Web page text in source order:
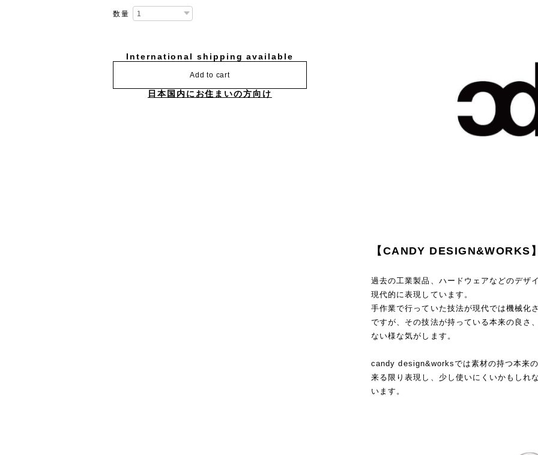
数量
International shipping available
Add to cart
日本国内にお住まいの方向け
【CANDY DESIGN&WORKS
過去の工業製品、ハードウェアなどのデザ
現代的に表現しています。
手作業で行っていた技法が現代では機械化
ですが、その技法が持っている本来の良さ
ない様な気がします。
candy design&worksでは素材の持つ本来
来る限り表現し、少し使いにくいかもしれ
います。